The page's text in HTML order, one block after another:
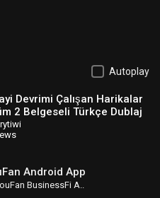
Autoplay
Devrimi Çalışan Harikalar
2 Belgeseli Türkçe Dublaj
Android App
BusinessFi A..